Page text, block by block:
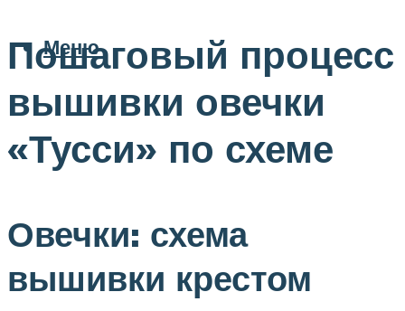
Меню
Пошаговый процесс
вышивки овечки
«Тусси» по схеме
Овечки: схема
вышивки крестом